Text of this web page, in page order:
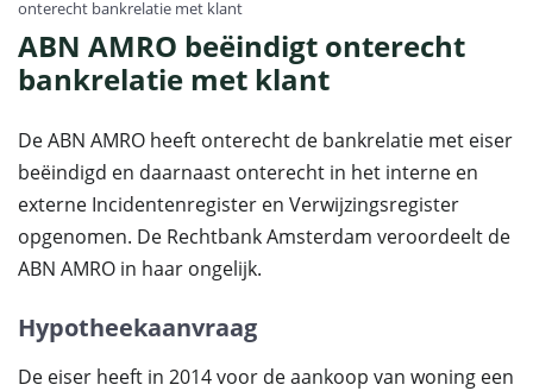
onterecht bankrelatie met klant
ABN AMRO beëindigt onterecht
bankrelatie met klant
De ABN AMRO heeft onterecht de bankrelatie met eiser
beëindigd en daarnaast onterecht in het interne en
externe Incidentenregister en Verwijzingsregister
opgenomen. De Rechtbank Amsterdam veroordeelt de
ABN AMRO in haar ongelijk.
Hypotheekaanvraag
De eiser heeft in 2014 voor de aankoop van woning een